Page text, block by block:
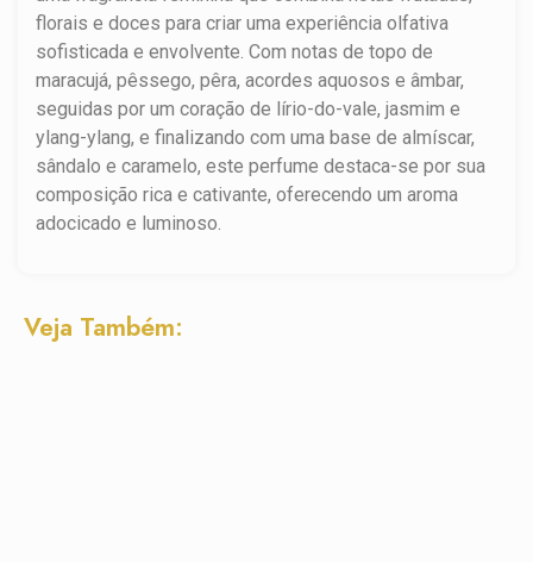
florais e doces para criar uma experiência olfativa
sofisticada e envolvente. Com notas de topo de
maracujá, pêssego, pêra, acordes aquosos e âmbar,
seguidas por um coração de lírio-do-vale, jasmim e
ylang-ylang, e finalizando com uma base de almíscar,
sândalo e caramelo, este perfume destaca-se por sua
composição rica e cativante, oferecendo um aroma
adocicado e luminoso.
Veja Também: